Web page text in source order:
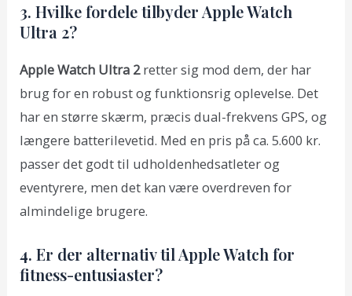
3. Hvilke fordele tilbyder Apple Watch
Ultra 2?
Apple Watch Ultra 2retter sig mod dem, der har
brug for en robust og funktionsrig oplevelse. Det
har en større skærm, præcis dual-frekvens GPS, og
længere batterilevetid. Med en pris på ca. 5.600 kr.
passer det godt til udholdenhedsatleter og
eventyrere, men det kan være overdreven for
almindelige brugere.
4. Er der alternativ til Apple Watch for
fitness-entusiaster?